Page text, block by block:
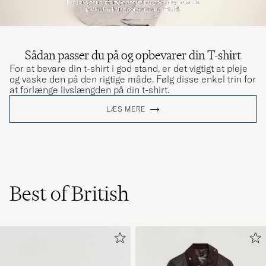
FREDRIK G KØBTE PÅ CAREOFCARL.SE
Dejlig kvalitet og nem at vaske og holde “pæn”
L. L KØBTE PÅ CAREOFCARL.COM
Sådan passer du på og opbevarer din T-shirt
For at bevare din t-shirt i god stand, er det vigtigt at pleje
og vaske den på den rigtige måde. Følg disse enkel trin for
at forlænge livslængden på din t-shirt.
LÆS MERE
Best of British